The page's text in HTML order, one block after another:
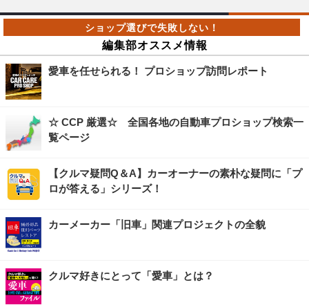
編集部オススメ情報
愛車を任せられる！ プロショップ訪問レポート
☆ CCP 厳選☆ 全国各地の自動車プロショップ検索一
覧ページ
【クルマ疑問Q＆A】カーオーナーの素朴な疑問に「プ
ロが答える」シリーズ！
カーメーカー「旧車」関連プロジェクトの全貌
クルマ好きにとって「愛車」とは？